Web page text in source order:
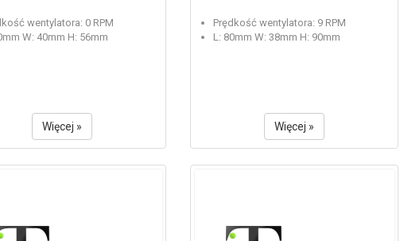
wentylatora: 0 RPM
W: 40mm H: 56mm
Więcej »
Prędkość wentylatora: 9 RPM
L: 80mm W: 38mm H: 90mm
Więcej »